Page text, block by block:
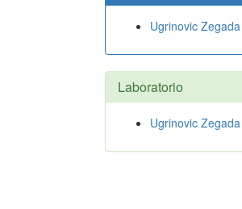
Ugrinovic
Laboratorio
Ugrinovic